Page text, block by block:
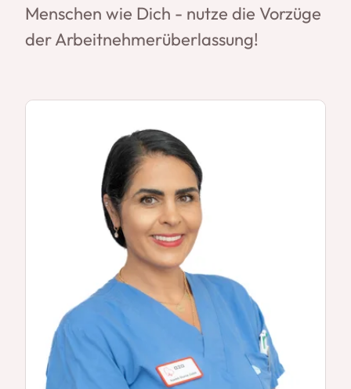
Menschen wie Dich - nutze die Vorzüge
der Arbeitnehmerüberlassung!